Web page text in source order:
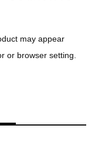
may appear
or browser setting.